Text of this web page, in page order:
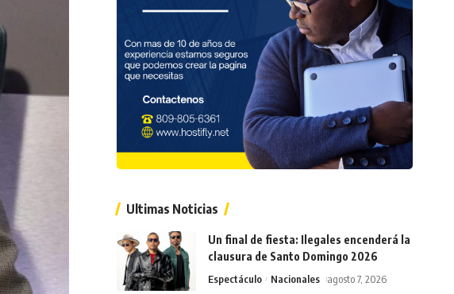
Ultimas Noticias
Un final de fiesta: Ilegales encenderá la
clausura de Santo Domingo 2026
Espectáculo Nacionales agosto 7, 2026